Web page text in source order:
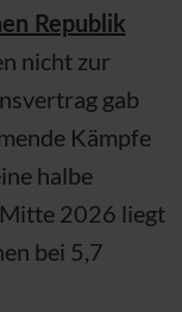
Republik
nicht zur
gab
Kämpfe
halbe
2026 liegt
bei 5,7